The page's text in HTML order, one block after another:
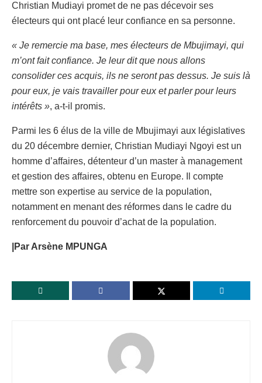
Christian Mudiayi promet de ne pas décevoir ses
électeurs qui ont placé leur confiance en sa personne.
« Je remercie ma base, mes électeurs de Mbujimayi, qui
m’ont fait confiance. Je leur dit que nous allons
consolider ces acquis, ils ne seront pas dessus. Je suis là
pour eux, je vais travailler pour eux et parler pour leurs
intérêts », a-t-il promis.
Parmi les 6 élus de la ville de Mbujimayi aux législatives
du 20 décembre dernier, Christian Mudiayi Ngoyi est un
homme d’affaires, détenteur d’un master à management
et gestion des affaires, obtenu en Europe. Il compte
mettre son expertise au service de la population,
notamment en menant des réformes dans le cadre du
renforcement du pouvoir d’achat de la population.
|Par Arsène MPUNGA